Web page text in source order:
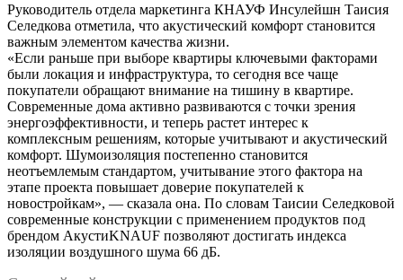
Руководитель отдела маркетинга КНАУФ Инсулейшн Таисия
Селедкова отметила, что акустический комфорт становится
важным элементом качества жизни.
«Если раньше при выборе квартиры ключевыми факторами
были локация и инфраструктура, то сегодня все чаще
покупатели обращают внимание на тишину в квартире.
Современные дома активно развиваются с точки зрения
энергоэффективности, и теперь растет интерес к
комплексным решениям, которые учитывают и акустический
комфорт. Шумоизоляция постепенно становится
неотъемлемым стандартом, учитывание этого фактора на
этапе проекта повышает доверие покупателей к
новостройкам», — сказала она. По словам Таисии Селедковой
современные конструкции с применением продуктов под
брендом АкустиKNAUF позволяют достигать индекса
изоляции воздушного шума 66 дБ.